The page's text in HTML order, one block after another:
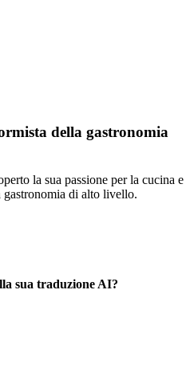
della gastronomia
la sua passione per la cucina e
gastronomia di alto livello.
sua traduzione AI?